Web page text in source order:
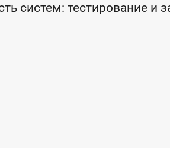
систем: тестирование и